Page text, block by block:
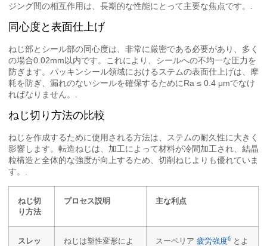
ジング間の相互作用は、長期的な性能にとって主要な焦点です。.
同心度と表面仕上げ
ねじ部とシール部の同心度は、非常に厳密である必要があり、多く
の場合0.02mm以内です。これにより、シールへの不均一な圧力を
防ぎます。パッキンシール領域におけるステムの表面仕上げは、摩
耗を防ぎ、漏れのないシールを確保するためにRa ≤ 0.4 μmでなけ
ればなりません。.
ねじ切り方法の比較
ねじを作成するために使用される方法は、ステムの耐久性に大きく
影響します。転造ねじは、加工によって材料が冷間加工され、結晶
粒構造と全体的な強度が向上するため、切削ねじよりも優れていま
す。.
ねじ切
り方法
プロセス説明 主な利点
スレッ
ねじは塑性変形によ
スーペリア 疲労強度6 とよ